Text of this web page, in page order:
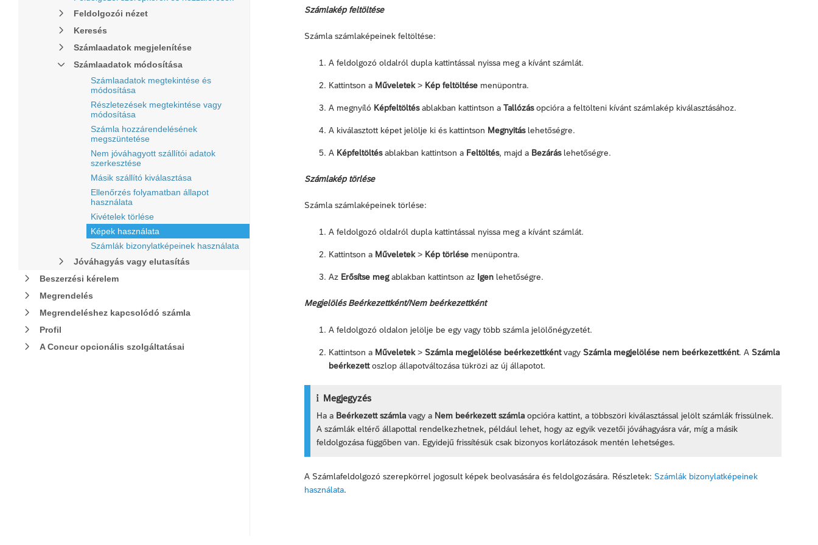
Feldolgozói nézet
Keresés
Számlaadatok megjelenítése
Számlaadatok módosítása
Számlaadatok megtekintése és
módosítása
Részletezések megtekintése vagy
módosítása
Számla hozzárendelésének
megszüntetése
Nem jóváhagyott szállítói adatok
szerkesztése
Másik szállító kiválasztása
Ellenőrzés folyamatban állapot
használata
Kivételek törlése
Képek használata
Számlák bizonylatképeinek használata
Jóváhagyás vagy elutasítás
Beszerzési kérelem
Megrendelés
Megrendeléshez kapcsolódó számla
Profil
A Concur opcionális szolgáltatásai
Számlakép feltöltése
Számla számlaképeinek feltöltése:
A feldolgozó oldalról dupla kattintással nyissa meg a kívánt számlát.
Kattintson a Műveletek> Kép feltöltése menüpontra.
A megnyíló Képfeltöltésablakban kattintson a Tallózásopcióra a feltölteni kívánt számlakép kiválasztásához.
A kiválasztott képet jelölje ki és kattintson Megnyitáslehetőségre.
A Képfeltöltésablakban kattintson a Feltöltés, majd a Bezáráslehetőségre.
Számlakép törlése
Számla számlaképeinek törlése:
A feldolgozó oldalról dupla kattintással nyissa meg a kívánt számlát.
Kattintson a Műveletek> Kép törlése menüpontra.
Az Erősítse megablakban kattintson az Igen lehetőségre.
Megjelölés Beérkezettként/Nem beérkezettként
A feldolgozó oldalon jelölje be egy vagy több számla jelölőnégyzetét.
Kattintson a Műveletek> Számla megjelölése beérkezettkéntvagy Számla megjelölése nem beérkezettként. A Számla
beérkezettoszlop állapotváltozása tükrözi az új állapotot.
Megjegyzés
Ha a Beérkezett számla vagy a Nem beérkezett számla opcióra kattint, a többszöri kiválasztással jelölt számlák frissülnek.
A számlák eltérő állapottal rendelkezhetnek, például lehet, hogy az egyik vezetői jóváhagyásra vár, míg a másik
feldolgozása függőben van. Egyidejű frissítésük csak bizonyos korlátozások mentén lehetséges.
A Számlafeldolgozó szerepkörrel jogosult képek beolvasására és feldolgozására. Részletek: Számlák bizonylatképeinek
használata.